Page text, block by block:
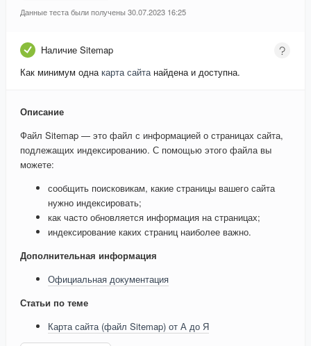
Данные теста были получены 30.07.2023 16:25
Наличие Sitemap
Как минимум однакарта сайтанайдена и доступна.
Описание
Файл Sitemap — это файл с информацией о страницах сайта,
подлежащих индексированию. С помощью этого файла вы
можете:
сообщить поисковикам, какие страницы вашего сайта
нужно индексировать;
как часто обновляется информация на страницах;
индексирование каких страниц наиболее важно.
Дополнительная информация
Официальная документация
Статьи по теме
Карта сайта (файл Sitemap) от А до Я